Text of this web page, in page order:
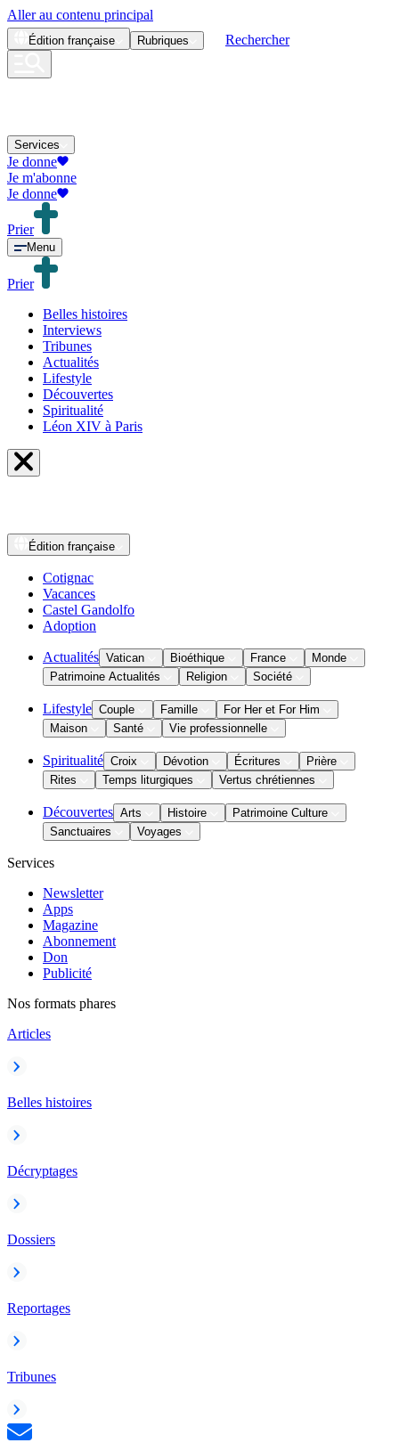
Aller au contenu principal
Édition française Rubriques Rechercher
Services
Je donne
Je m'abonne
Je donne
Prier
Menu
Prier
Belles histoires
Interviews
Tribunes
Actualités
Lifestyle
Découvertes
Spiritualité
Léon XIV à Paris
Édition française
Cotignac
Vacances
Castel Gandolfo
Adoption
Actualités Vatican Bioéthique France
Monde
Patrimoine Actualités
Religion Société
Lifestyle Couple Famille
For Her et For Him
Maison
Santé Vie professionnelle
Spiritualité Croix Dévotion Écritures
Prière
Rites
Temps liturgiques Vertus chrétiennes
Découvertes Arts Histoire
Patrimoine Culture
Sanctuaires
Voyages
Services
Newsletter
Apps
Magazine
Abonnement
Don
Publicité
Nos formats phares
Articles
Belles histoires
Décryptages
Dossiers
Reportages
Tribunes